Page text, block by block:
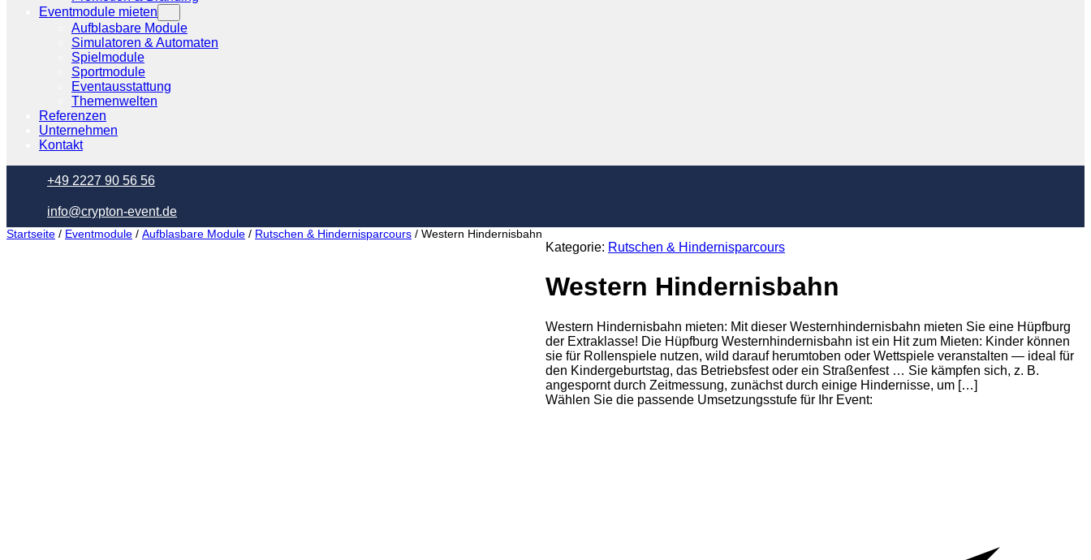
Eventmodule mieten
Aufblasbare Module
Simulatoren & Automaten
Spielmodule
Sportmodule
Eventausstattung
Themenwelten
Referenzen
Unternehmen
Kontakt
+49 2227 90 56 56
info@crypton-event.de
Startseite / Eventmodule / Aufblasbare Module / Rutschen & Hindernisparcours / Western Hindernisbahn
Kategorie: Rutschen & Hindernisparcours
Western Hindernisbahn
Western Hindernisbahn mieten: Mit dieser Westernhindernisbahn mieten Sie eine Hüpfburg
der Extraklasse! Die Hüpfburg Westernhindernisbahn ist ein Hit zum Mieten: Kinder können
sie für Rollenspiele nutzen, wild darauf herumtoben oder Wettspiele veranstalten — ideal für
den Kindergeburtstag, das Betriebsfest oder ein Straßenfest … Sie kämpfen sich, z. B.
angespornt durch Zeitmessung, zunächst durch einige Hindernisse, um […]
Wählen Sie die passende Umsetzungsstufe für Ihr Event: